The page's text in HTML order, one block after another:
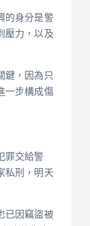
的身分是警
壓力，以及
鍵，因為只
一步構成傷
罪交給警
私刑，明天
已因竊盜被